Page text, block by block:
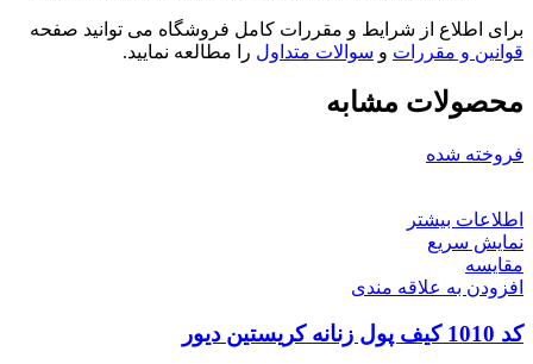
برای اطلاع از شرایط و مقررات کامل فروشگاه می توانید صفحه
قوانین و مقررات و سوالات متداول را مطالعه نمایید.
محصولات مشابه
فروخته شده
اطلاعات بیشتر
نمایش سریع
مقايسه
افزودن به علاقه مندی
کد 1010 کیف پول زنانه کریستین دیور